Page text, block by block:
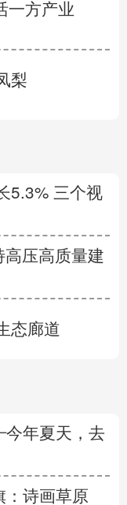
一方产业
梨
5.3% 三个视
高压高质量建
态廊道
年夏天，去
诗画草原